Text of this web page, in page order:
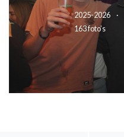
2025-2026
163 foto’s